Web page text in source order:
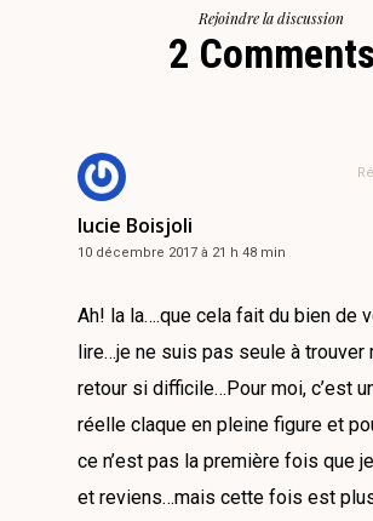
Rejoindre la discussion
2 Comments
lucie Boisjoli
10 décembre 2017 à 21 h 48 min
Ah! la la….que cela fait du bien de
lire…je ne suis pas seule à trouver
retour si difficile…Pour moi, c’est
réelle claque en pleine figure et
ce n’est pas la première fois que
et reviens…mais cette fois est